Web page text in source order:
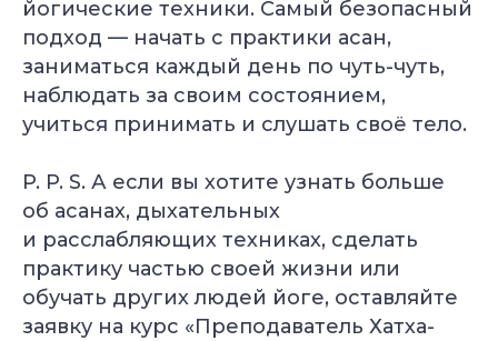
йогические техники. Самый безопасный
подход — начать с практики асан,
заниматься каждый день по чуть-чуть,
наблюдать за своим состоянием,
учиться принимать и слушать своё тело.
P. P. S. А если вы хотите узнать больше
об асанах, дыхательных
и расслабляющих техниках, сделать
практику частью своей жизни или
обучать других людей йоге, оставляйте
заявку на курс «Преподаватель Хатха-
НАПРАВЛЕНИЯ
Курс «Преподаватель Хатха-йоги»
Курс «Йогатерапия женского здоровья»
Курс «Инь-йога: искусство расслабления»
Курс «Йогатерапия опорно‑двигательного
НАШИ ПРОЕКТЫ
Блог Академии Йоги
Клуб Академии
Курс «Пранаяма: дыхательные
техники в практике йоги»
Курс «Йога для беременных»
Курс «Преподаватель йоги для детей»